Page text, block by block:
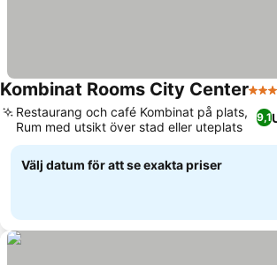
Kombinat Rooms City Center4
9,1
Restaurang och café Kombinat på plats,
Rum med utsikt över stad eller uteplats
Välj datum för att se exakta priser